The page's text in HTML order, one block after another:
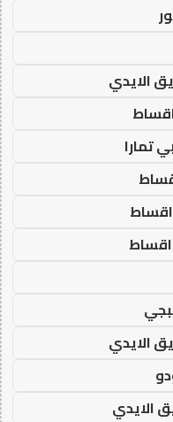
الايدي
تمارا
الايدي
الايدي